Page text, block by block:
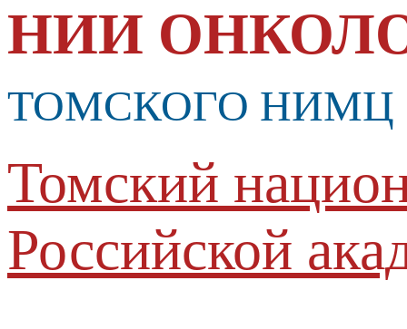
НИИ
ТОМСКОГО НИМЦ
Томский
Российской